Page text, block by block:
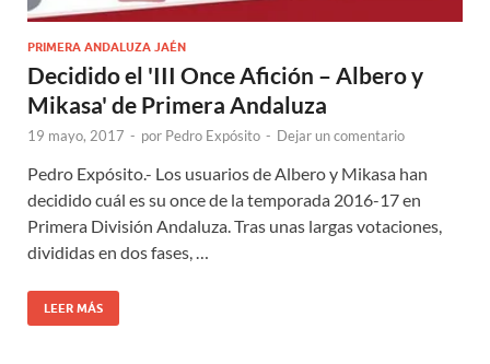
PRIMERA ANDALUZA JAÉN
Decidido el 'III Once Afición – Albero y
Mikasa' de Primera Andaluza
19 mayo, 2017 - por Pedro Expósito - Dejar un comentario
Pedro Expósito.- Los usuarios de Albero y Mikasa han
decidido cuál es su once de la temporada 2016-17 en
Primera División Andaluza. Tras unas largas votaciones,
divididas en dos fases, …
LEER MÁS